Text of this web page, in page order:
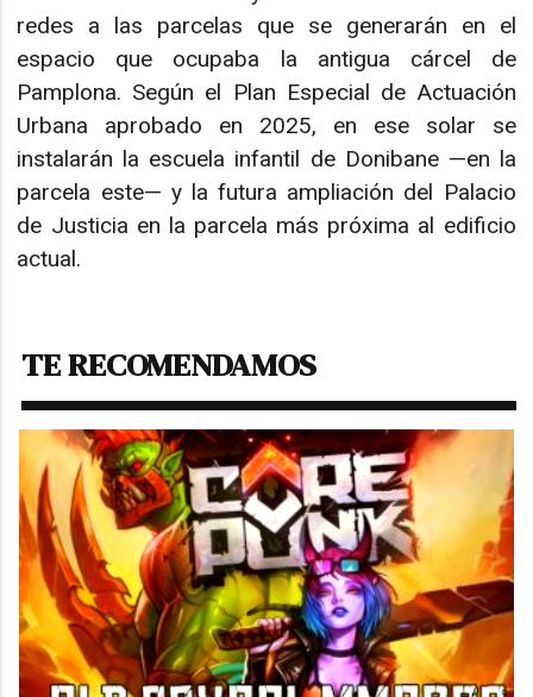
redes a las parcelas que se generarán en el
espacio que ocupaba la antigua cárcel de
Pamplona. Según el Plan Especial de Actuación
Urbana aprobado en 2025, en ese solar se
instalarán la escuela infantil de Donibane —en la
parcela este— y la futura ampliación del Palacio
de Justicia en la parcela más próxima al edificio
actual.
TE RECOMENDAMOS